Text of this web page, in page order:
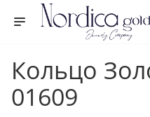
Кольцо
01609